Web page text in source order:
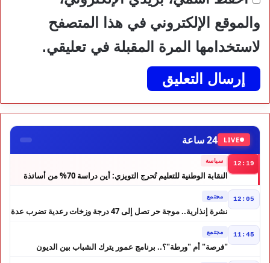
والموقع الإلكتروني في هذا المتصفح
لاستخدامها المرة المقبلة في تعليقي.
LIVE 24 ساعة
12:19 سياسة
النقابة الوطنية للتعليم تُحرج التويزي: أين دراسة 70% من أساتذة
12:05 مجتمع
نشرة إنذارية.. موجة حر تصل إلى 47 درجة وزخات رعدية تضرب عدة
11:45 مجتمع
"فرصة" أم "ورطة"؟.. برنامج عمور يترك الشباب بين الديون